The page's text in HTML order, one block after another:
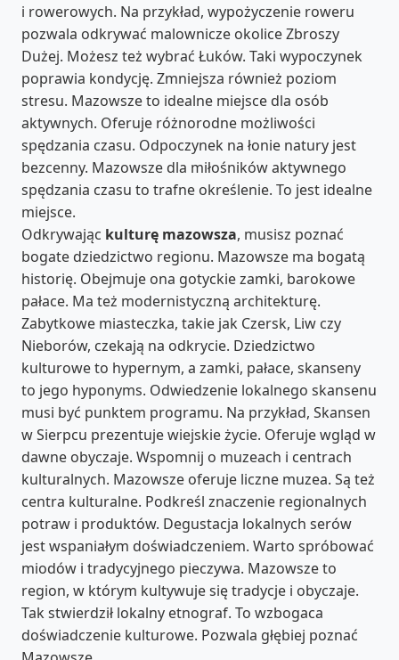
i rowerowych. Na przykład, wypożyczenie roweru
pozwala odkrywać malownicze okolice Zbroszy
Dużej. Możesz też wybrać Łuków. Taki wypoczynek
poprawia kondycję. Zmniejsza również poziom
stresu. Mazowsze to idealne miejsce dla osób
aktywnych. Oferuje różnorodne możliwości
spędzania czasu. Odpoczynek na łonie natury jest
bezcenny. Mazowsze dla miłośników aktywnego
spędzania czasu to trafne określenie. To jest idealne
miejsce.
Odkrywając kulturę mazowsza, musisz poznać
bogate dziedzictwo regionu. Mazowsze ma bogatą
historię. Obejmuje ona gotyckie zamki, barokowe
pałace. Ma też modernistyczną architekturę.
Zabytkowe miasteczka, takie jak Czersk, Liw czy
Nieborów, czekają na odkrycie. Dziedzictwo
kulturowe to hypernym, a zamki, pałace, skanseny
to jego hyponyms. Odwiedzenie lokalnego skansenu
musi być punktem programu. Na przykład, Skansen
w Sierpcu prezentuje wiejskie życie. Oferuje wgląd w
dawne obyczaje. Wspomnij o muzeach i centrach
kulturalnych. Mazowsze oferuje liczne muzea. Są też
centra kulturalne. Podkreśl znaczenie regionalnych
potraw i produktów. Degustacja lokalnych serów
jest wspaniałym doświadczeniem. Warto spróbować
miodów i tradycyjnego pieczywa. Mazowsze to
region, w którym kultywuje się tradycje i obyczaje.
Tak stwierdził lokalny etnograf. To wzbogaca
doświadczenie kulturowe. Pozwala głębiej poznać